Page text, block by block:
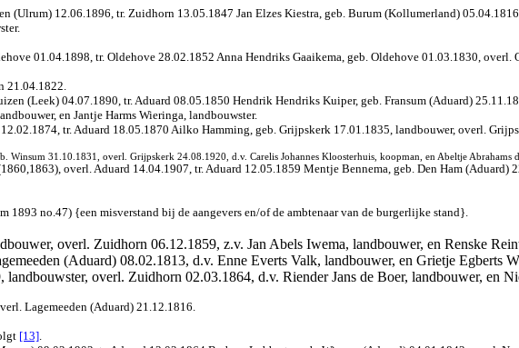
(Ulrum) 12.06.1896, tr. Zuidhorn 13.05.1847 Jan Elzes Kiestra, geb. Burum (Kollumerland)
01.04.1898, tr. Oldehove 28.02.1852 Anna Hendriks Gaaikema, geb. Oldehove 01.03.1830,
21.04.1822.
(Leek) 04.07.1890, tr. Aduard 08.05.1850 Hendrik Hendriks Kuiper, geb. Fransum (Aduard)
en Jantje Harms Wieringa, landbouwster.
tr. Aduard 18.05.1870 Ailko Hamming, geb. Grijpskerk 17.01.1835, landbouwer, overl.
Winsum 31.10.1831, overl. Grijpskerk 24.08.1920, d.v. Carelis Johannes Kloosterhuis, koopman, en Abeltje Abrahams
overl. Aduard 14.04.1907, tr. Aduard 12.05.1859 Mentje Bennema, geb. Den Ham (Aduard)
1893 no.47) {een misverstand bij de aangevers en/of de ambtenaar van de burgerlijke stand}.
overl. Zuidhorn 06.12.1859, z.v. Jan Abels Iwema, landbouwer, en Renske
(Aduard) 08.02.1813, d.v. Enne Everts Valk, landbouwer, en Grietje Egberts
landbouwster, overl. Zuidhorn 02.03.1864, d.v. Riender Jans de Boer, landbouwer, en
Lagemeeden (Aduard) 21.12.1816.
[13].